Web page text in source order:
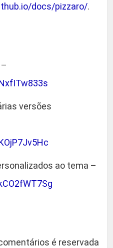
docs/pizzaro/.
versões
ao tema –
é reservada